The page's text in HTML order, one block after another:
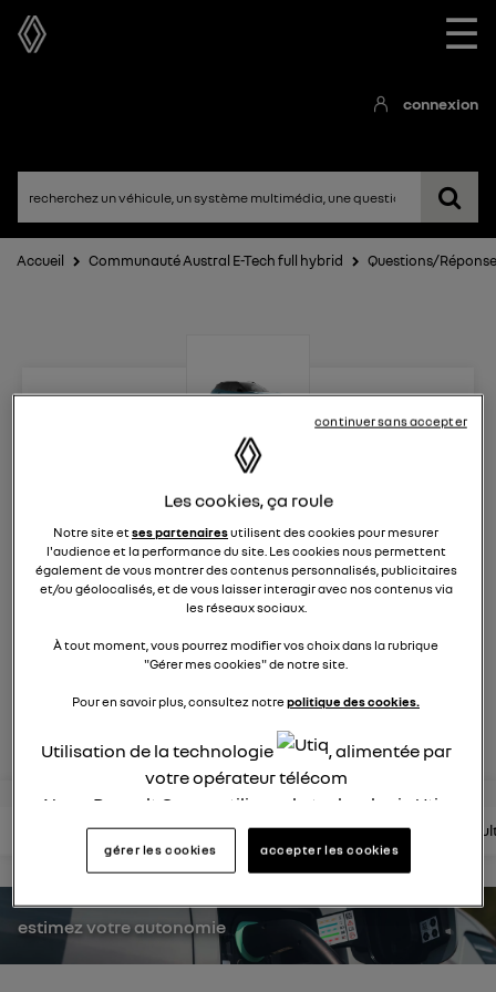
☰
connexion
Accueil Communauté Austral E-Tech full hybrid Questions/
Austral E-Tech full hybrid
Hybride RENAULT
1749membres
une nouvelle vision hybride du suv
posez une question
lire les questions lire les articles consultez la brochure
estimez votre autonomie
Les cookies, ça roule
Notre site etses partenairesutilisent des cookies pour mesurer
l'audience et la performance du site. Les cookies nous permettent
également de vous montrer des contenus personnalisés, publicitaires
et/ou géolocalisés, et de vous laisser interagir avec nos contenus via
les réseaux sociaux.
À tout moment, vous pourrez modifier vos choix dans la rubrique
"Gérer mes cookies" de notre site.
Pour en savoir plus, consultez notrepolitique des cookies.
Utilisation de la technologie
, alimentée par
votre opérateur télécom
Nous, Renault Group, utilisons la technologie Utiq
pour nos activités digitales (telles que décrites
dans cette notice de consentement) et liées à
utilisez une connexion internet fournie parun
opérateur télécom participantet que vous
consentez sur chaque site).
gérer les cookies accepter les cookies
continuer sans accepter